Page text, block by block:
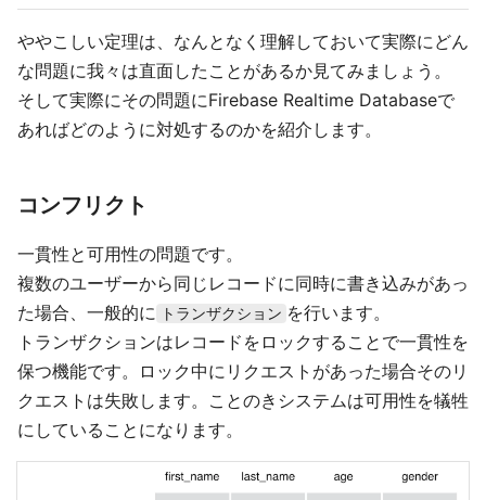
ややこしい定理は、なんとなく理解しておいて実際にどん
な問題に我々は直面したことがあるか見てみましょう。
そして実際にその問題にFirebase Realtime Databaseで
あればどのように対処するのかを紹介します。
コンフリクト
一貫性と可用性の問題です。
複数のユーザーから同じレコードに同時に書き込みがあっ
た場合、一般的に
トランザクション を行います。
トランザクションはレコードをロックすることで一貫性を
保つ機能です。ロック中にリクエストがあった場合そのリ
クエストは失敗します。ことのきシステムは可用性を犠牲
にしていることになります。